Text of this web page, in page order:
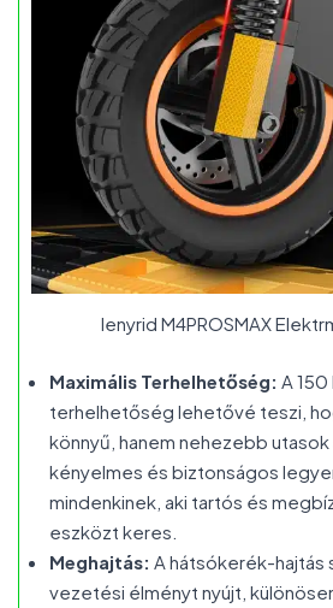
Ienyrid M4PROSMAX
Maximális Terhelhetőség: A
terhelhetőség lehetővé teszi,
könnyű, hanem nehezebb utasok
kényelmes és biztonságos
mindenkinek, aki tartós és
eszközt keres.
Meghajtás: A hátsókerék-hajtás
vezetési élményt nyújt,